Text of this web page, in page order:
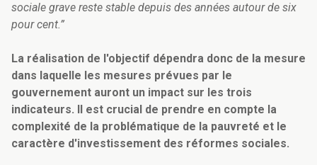
sociale grave reste stable depuis des années autour de six
pour cent.”
La réalisation de l'objectif dépendra donc de la mesure
dans laquelle les mesures prévues par le
gouvernement auront un impact sur les trois
indicateurs. Il est crucial de prendre en compte la
complexité de la problématique de la pauvreté et le
caractère d'investissement des réformes sociales.